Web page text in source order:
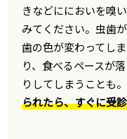
きなどににおいを嗅
みてください。虫歯
歯の色が変わってし
り、食べるペースが
りしてしまうことも。
られたら、すぐに受